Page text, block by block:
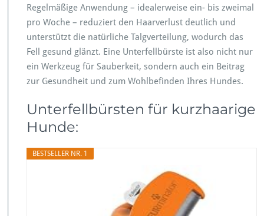
Regelmäßige Anwendung – idealerweise ein- bis zweimal
pro Woche – reduziert den Haarverlust deutlich und
unterstützt die natürliche Talgverteilung, wodurch das
Fell gesund glänzt. Eine Unterfellbürste ist also nicht nur
ein Werkzeug für Sauberkeit, sondern auch ein Beitrag
zur Gesundheit und zum Wohlbefinden Ihres Hundes.
Unterfellbürsten für kurzhaarige
Hunde:
BESTSELLER NR. 1